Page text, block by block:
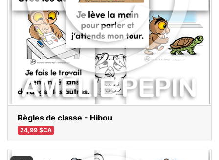
Règles de classe - Hibou
24,99 $CA